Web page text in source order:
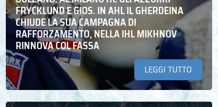
FRYCKLUND E GIOS. IN AHL IL GHERDEINA
CHIUDE LA SUA CAMPAGNA DI
RAFFORZAMENTO, NELLA IHL MIKHNOV
RINNOVA COL FASSA
LEGGI TUTTO